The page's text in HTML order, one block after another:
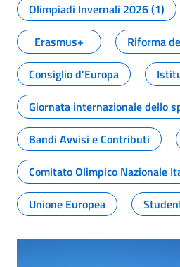
Olimpiadi Invernali 2026 (1)
Erasmus+
Riforma
Consiglio d'Europa
Giornata internazionale dello
Bandi Avvisi e Contributi
Comitato Olimpico Nazionale
Unione Europea